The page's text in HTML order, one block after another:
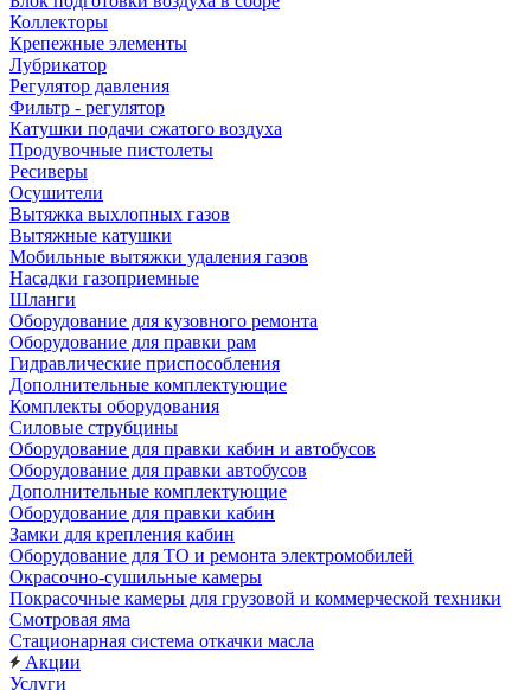
Коллекторы
Крепежные элементы
Лубрикатор
Регулятор давления
Фильтр - регулятор
Катушки подачи сжатого воздуха
Продувочные пистолеты
Ресиверы
Осушители
Вытяжка выхлопных газов
Вытяжные катушки
Мобильные вытяжки удаления газов
Насадки газоприемные
Шланги
Оборудование для кузовного ремонта
Оборудование для правки рам
Гидравлические приспособления
Дополнительные комплектующие
Комплекты оборудования
Силовые струбцины
Оборудование для правки кабин и автобусов
Оборудование для правки автобусов
Дополнительные комплектующие
Оборудование для правки кабин
Замки для крепления кабин
Оборудование для ТО и ремонта электромобилей
Окрасочно-сушильные камеры
Покрасочные камеры для грузовой и коммерческой техники
Смотровая яма
Стационарная система откачки масла
Акции
Услуги